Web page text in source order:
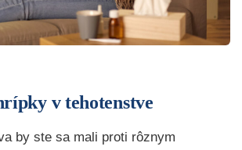
v tehotenstve
by ste sa mali proti rôznym